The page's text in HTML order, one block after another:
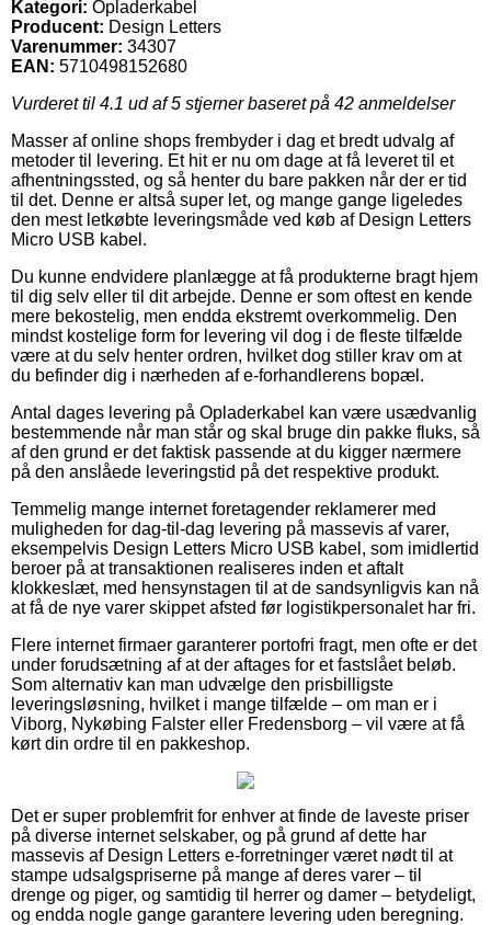
Kategori: Opladerkabel
Producent: Design Letters
Varenummer: 34307
EAN: 5710498152680
Vurderet til 4.1 ud af 5 stjerner baseret på 42 anmeldelser
Masser af online shops frembyder i dag et bredt udvalg af
metoder til levering. Et hit er nu om dage at få leveret til et
afhentningssted, og så henter du bare pakken når der er tid
til det. Denne er altså super let, og mange gange ligeledes
den mest letkøbte leveringsmåde ved køb af Design Letters
Micro USB kabel.
Du kunne endvidere planlægge at få produkterne bragt hjem
til dig selv eller til dit arbejde. Denne er som oftest en kende
mere bekostelig, men endda ekstremt overkommelig. Den
mindst kostelige form for levering vil dog i de fleste tilfælde
være at du selv henter ordren, hvilket dog stiller krav om at
du befinder dig i nærheden af e-forhandlerens bopæl.
Antal dages levering på Opladerkabel kan være usædvanlig
bestemmende når man står og skal bruge din pakke fluks, så
af den grund er det faktisk passende at du kigger nærmere
på den anslåede leveringstid på det respektive produkt.
Temmelig mange internet foretagender reklamerer med
muligheden for dag-til-dag levering på massevis af varer,
eksempelvis Design Letters Micro USB kabel, som imidlertid
beroer på at transaktionen realiseres inden et aftalt
klokkeslæt, med hensynstagen til at de sandsynligvis kan nå
at få de nye varer skippet afsted før logistikpersonalet har fri.
Flere internet firmaer garanterer portofri fragt, men ofte er det
under forudsætning af at der aftages for et fastslået beløb.
Som alternativ kan man udvælge den prisbilligste
leveringsløsning, hvilket i mange tilfælde – om man er i
Viborg, Nykøbing Falster eller Fredensborg – vil være at få
kørt din ordre til en pakkeshop.
Det er super problemfrit for enhver at finde de laveste priser
på diverse internet selskaber, og på grund af dette har
massevis af Design Letters e-forretninger været nødt til at
stampe udsalgspriserne på mange af deres varer – til
drenge og piger, og samtidig til herrer og damer – betydeligt,
og endda nogle gange garantere levering uden beregning.